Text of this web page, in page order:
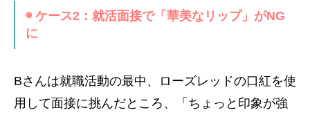
◉ ケース2：就活面接で「華美なリップ」がNG
に
Bさんは就職活動の最中、ローズレッドの口紅を使
用して面接に挑んだところ、「ちょっと印象が強